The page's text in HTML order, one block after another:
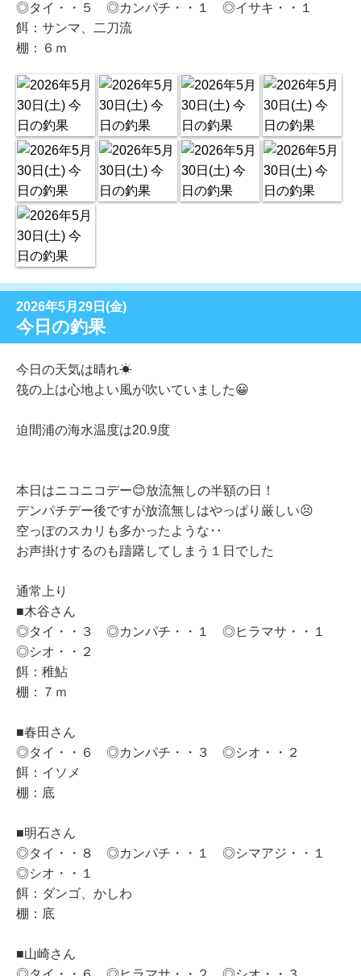
◎タイ・・５ ◎カンパチ・・１ ◎イサキ・・１
餌：サンマ、二刀流
棚：６ｍ
2026年5月29日(金)
今日の釣果
今日の天気は晴れ☀
筏の上は心地よい風が吹いていました😀
迫間浦の海水温度は20.9度
本日はニコニコデー😊放流無しの半額の日！
デンパチデー後ですが放流無しはやっぱり厳しい😣
空っぽのスカリも多かったような‥
お声掛けするのも躊躇してしまう１日でした
通常上り
■木谷さん
◎タイ・・３ ◎カンパチ・・１ ◎ヒラマサ・・１
◎シオ・・２
餌：稚鮎
棚：７ｍ
■春田さん
◎タイ・・６ ◎カンパチ・・３ ◎シオ・・２
餌：イソメ
棚：底
■明石さん
◎タイ・・８ ◎カンパチ・・１ ◎シマアジ・・１
◎シオ・・１
餌：ダンゴ、かしわ
棚：底
■山崎さん